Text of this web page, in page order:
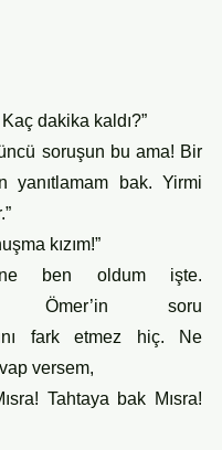
dakika kaldı?”
soruşun bu ama! Bir
yanıtlamam bak. Yirmi
kızım!”
ben oldum işte.
Ömer’in soru
fark etmez hiç. Ne
versem,
Tahtaya bak Mısra!